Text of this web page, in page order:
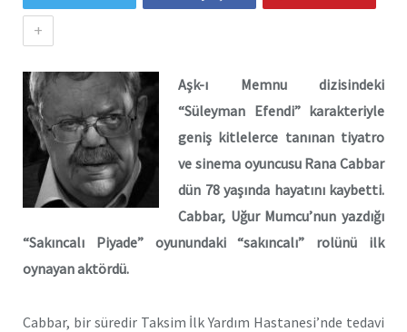
+
Aşk-ı Memnu dizisindeki
“Süleyman Efendi” karakteriyle
geniş kitlelerce tanınan tiyatro
ve sinema oyuncusu Rana Cabbar
dün 78 yaşında hayatını kaybetti.
Cabbar, Uğur Mumcu’nun yazdığı
“Sakıncalı Piyade” oyunundaki “sakıncalı” rolünü ilk
oynayan aktördü.
Cabbar, bir süredir Taksim İlk Yardım Hastanesi’nde tedavi